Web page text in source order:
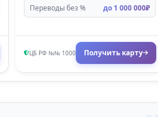
Переводы без %
до 1 000 000₽
ЦБ РФ №№ 1000 Получить карту